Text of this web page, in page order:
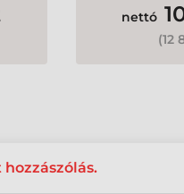
nettó
(12